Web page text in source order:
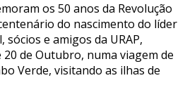
os 50 anos da Revolução
do nascimento do líder
sócios e amigos da URAP,
de Outubro, numa viagem de
Verde, visitando as ilhas de